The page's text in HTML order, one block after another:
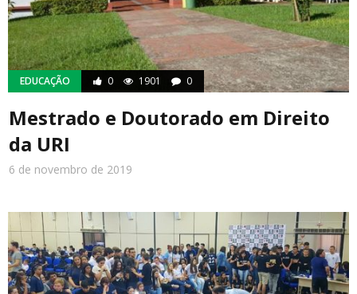
EDUCAÇÃO 0 1901 0
Mestrado e Doutorado em Direito
da URI
6 de novembro de 2019